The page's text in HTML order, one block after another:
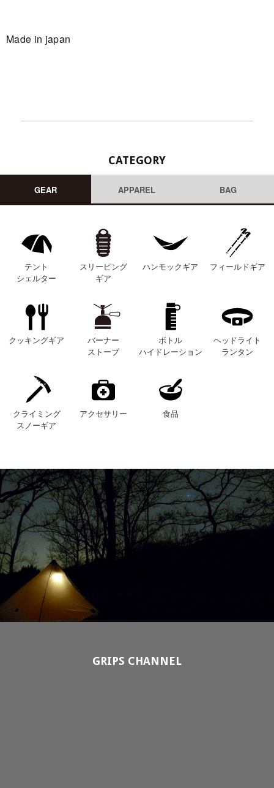
Made in japan
CATEGORY
GEAR APPAREL BAG
テント
シェルター
スリーピング
ギア
ハンモックギア フィールドギア
クッキングギア
バーナー
ストーブ
ボトル
ハイドレーション
ヘッドライト
ランタン
クライミング
スノーギア
アクセサリー 食品
GRIPS CHANNEL